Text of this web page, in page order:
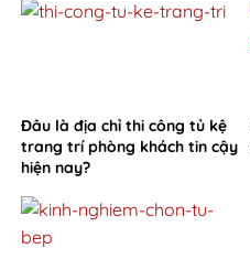
Đâu là địa chỉ thi công tủ kệ
trang trí phòng khách tin cậy
hiện nay?